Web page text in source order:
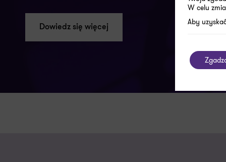
Dowiedz się więcej
W celu
Aby